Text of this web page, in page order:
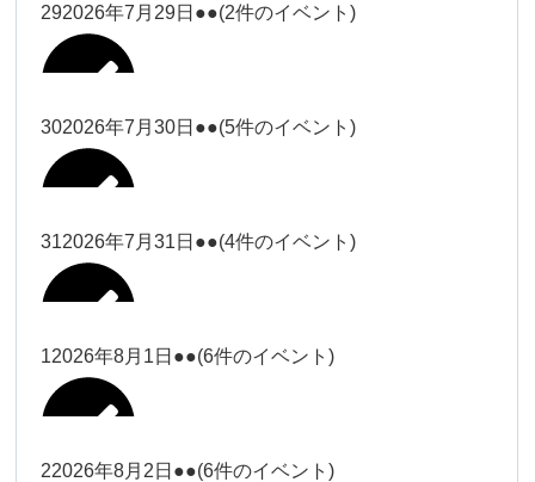
大西
小林
Close Close
小林
2026年7月27日
冨田（17
時）
Close Close
2026年7月28日
塩川
Close Close
292026年7月29日 ●●(2件のイベント)
冨田
冨田
塩川
302026年7月30日 ●●(5件のイベント)
冨田
冨田
312026年7月31日 ●●(4件のイベント)
塩川
塩川
12026年8月1日 ●●(6件のイベント)
22026年8月2日 ●●(6件のイベント)